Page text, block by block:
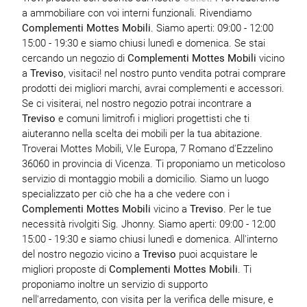
a ammobiliare con voi interni funzionali. Rivendiamo
Complementi Mottes Mobili. Siamo aperti: 09:00 - 12:00
15:00 - 19:30 e siamo chiusi lunedì e domenica. Se stai
cercando un negozio di Complementi Mottes Mobili vicino
a Treviso, visitaci! nel nostro punto vendita potrai comprare
prodotti dei migliori marchi, avrai complementi e accessori.
Se ci visiterai, nel nostro negozio potrai incontrare a
Treviso e comuni limitrofi i migliori progettisti che ti
aiuteranno nella scelta dei mobili per la tua abitazione.
Troverai Mottes Mobili, V.le Europa, 7 Romano d'Ezzelino
36060 in provincia di Vicenza. Ti proponiamo un meticoloso
servizio di montaggio mobili a domicilio. Siamo un luogo
specializzato per ciò che ha a che vedere con i
Complementi Mottes Mobili vicino a Treviso. Per le tue
necessità rivolgiti Sig. Jhonny. Siamo aperti: 09:00 - 12:00
15:00 - 19:30 e siamo chiusi lunedì e domenica. All'interno
del nostro negozio vicino a Treviso puoi acquistare le
migliori proposte di Complementi Mottes Mobili. Ti
proponiamo inoltre un servizio di supporto
nell'arredamento, con visita per la verifica delle misure, e